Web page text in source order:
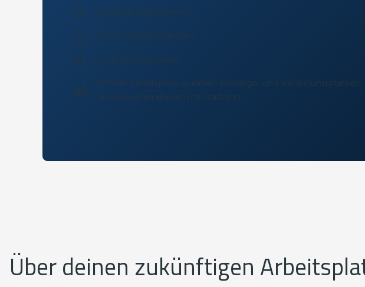
Geregelte Arbeitszeiten
Arbeits-Wochenstunden
Keine Montagereisen
Sicherer Arbeitsplatz in einem leistungs- und wachstumsstarken
Familienunternehmen mit Tradition
Über deinen zukünftigen